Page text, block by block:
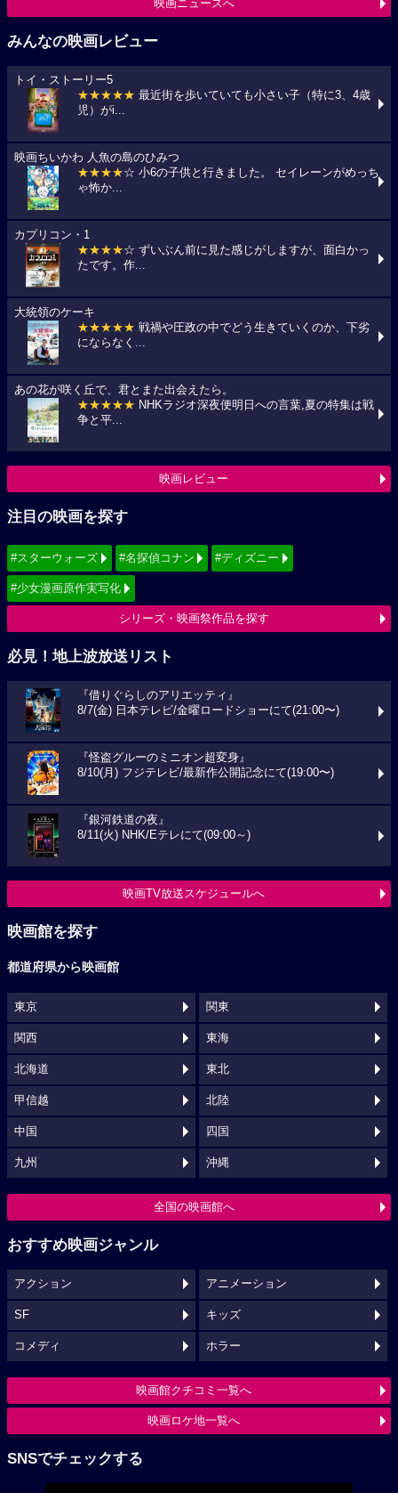
映画ニュースへ
みんなの映画レビュー
トイ・ストーリー5
★★★★★ 最近街を歩いていても小さい子（特に3、4歳
児）がi...
映画ちいかわ 人魚の島のひみつ
★★★★☆ 小6の子供と行きました。 セイレーンがめっち
ゃ怖か...
カプリコン・1
★★★★☆ ずいぶん前に見た感じがしますが、面白かっ
たです。作...
大統領のケーキ
★★★★★ 戦禍や圧政の中でどう生きていくのか、下劣
にならなく...
あの花が咲く丘で、君とまた出会えたら。
★★★★★ NHKラジオ深夜便明日への言葉,夏の特集は戦
争と平...
映画レビュー
注目の映画を探す
#スターウォーズ #名探偵コナン #ディズニー
#少女漫画原作実写化
シリーズ・映画祭作品を探す
必見！地上波放送リスト
『借りぐらしのアリエッティ』
8/7(金) 日本テレビ/金曜ロードショーにて(21:00〜)
『怪盗グルーのミニオン超変身』
8/10(月) フジテレビ/最新作公開記念にて(19:00〜)
『銀河鉄道の夜』
8/11(火) NHK/Eテレにて(09:00～)
映画TV放送スケジュールへ
映画館を探す
都道府県から映画館
東京 関東
関西 東海
北海道 東北
甲信越 北陸
中国 四国
九州 沖縄
全国の映画館へ
おすすめ映画ジャンル
アクション アニメーション
SF キッズ
コメディ ホラー
映画館クチコミ一覧へ
映画ロケ地一覧へ
SNSでチェックする